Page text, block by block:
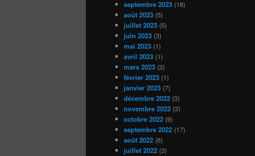
septembre 2023 (18)
août 2023 (5)
juillet 2023 (5)
juin 2023 (3)
mai 2023 (1)
avril 2023 (1)
mars 2023 (2)
février 2023 (1)
janvier 2023 (7)
décembre 2022 (3)
novembre 2022 (3)
octobre 2022 (9)
septembre 2022 (17)
août 2022 (6)
juillet 2022 (3)